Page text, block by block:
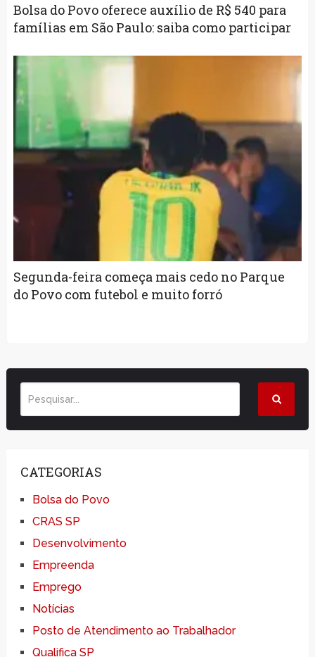
Bolsa do Povo oferece auxílio de R$ 540 para
famílias em São Paulo: saiba como participar
Segunda-feira começa mais cedo no Parque
do Povo com futebol e muito forró
CATEGORIAS
Bolsa do Povo
CRAS SP
Desenvolvimento
Empreenda
Emprego
Notícias
Posto de Atendimento ao Trabalhador
Qualifica SP